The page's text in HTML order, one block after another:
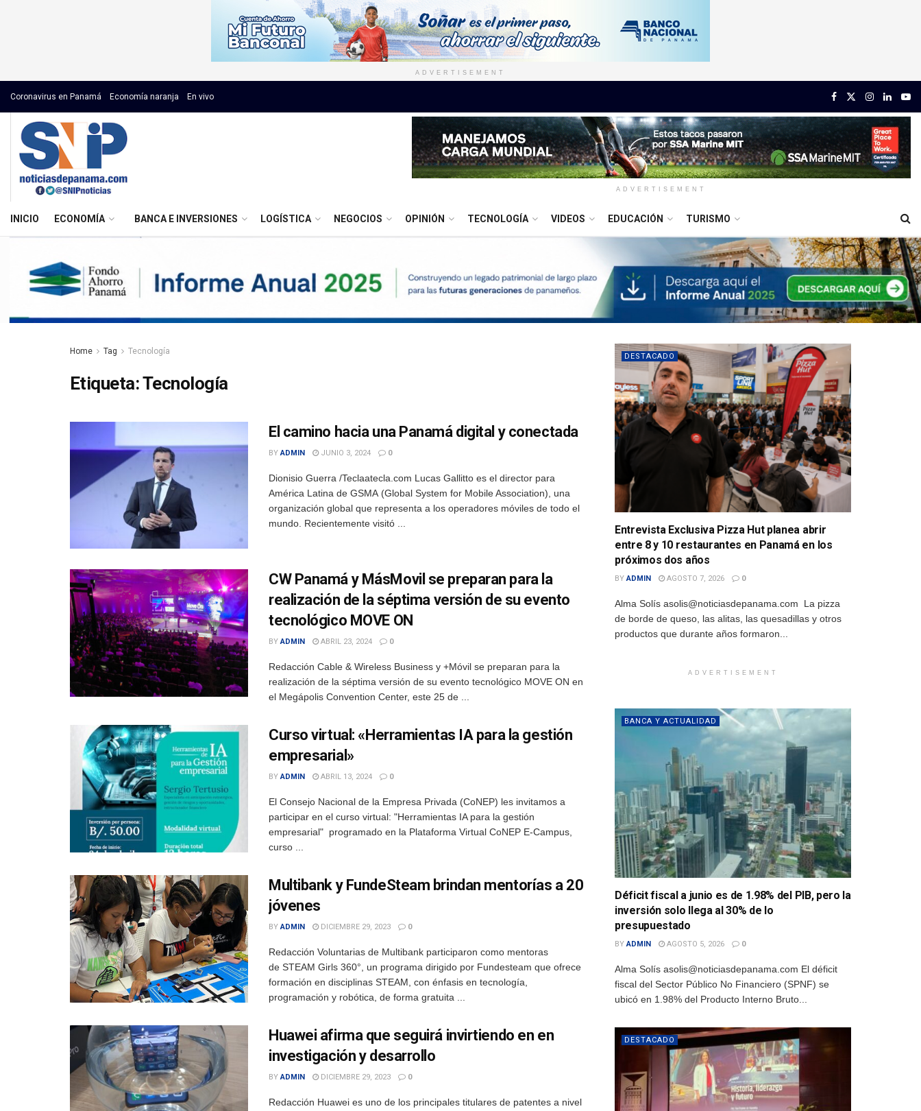
ADVERTISEMENT
Coronavirus en Panamá Economía naranja En vivo
ADVERTISEMENT
INICIO ECONOMÍA BANCA E INVERSIONES LOGÍSTICA NEGOCIOS OPINIÓN TECNOLOGÍA VIDEOS EDUCACIÓN TURISMO
Home Tag Tecnología
Etiqueta:Tecnología
El camino hacia una Panamá digital y conectada
BY ADMIN JUNIO 3, 2024 0
Dionisio Guerra /Teclaatecla.com Lucas Gallitto es el director para
América Latina de GSMA (Global System for Mobile Association), una
organización global que representa a los operadores móviles de todo el
mundo. Recientemente visitó ...
CW Panamá y MásMovil se preparan para la
realización de la séptima versión de su evento
tecnológico MOVE ON
BY ADMIN ABRIL 23, 2024 0
Redacción Cable & Wireless Business y +Móvil se preparan para la
realización de la séptima versión de su evento tecnológico MOVE ON en
el Megápolis Convention Center, este 25 de ...
Curso virtual: «Herramientas IA para la gestión
empresarial»
BY ADMIN ABRIL 13, 2024 0
El Consejo Nacional de la Empresa Privada (CoNEP) les invitamos a
participar en el curso virtual: "Herramientas IA para la gestión
empresarial" programado en la Plataforma Virtual CoNEP E-Campus,
curso ...
Multibank y FundeSteam brindan mentorías a 20
jóvenes
BY ADMIN DICIEMBRE 29, 2023 0
Redacción Voluntarias de Multibank participaron como mentoras
de STEAM Girls 360°, un programa dirigido por Fundesteam que ofrece
formación en disciplinas STEAM, con énfasis en tecnología,
programación y robótica, de forma gratuita ...
Huawei afirma que seguirá invirtiendo en en
investigación y desarrollo
BY ADMIN DICIEMBRE 29, 2023 0
Redacción Huawei es uno de los principales titulares de patentes a nivel
DESTACADO
Entrevista Exclusiva Pizza Hut planea abrir
entre 8 y 10 restaurantes en Panamá en los
próximos dos años
BY ADMIN AGOSTO 7, 2026 0
Alma Solís asolis@noticiasdepanama.com La pizza
de borde de queso, las alitas, las quesadillas y otros
productos que durante años formaron...
ADVERTISEMENT
BANCA Y ACTUALIDAD
Déficit fiscal a junio es de 1.98% del PIB, pero la
inversión solo llega al 30% de lo
presupuestado
BY ADMIN AGOSTO 5, 2026 0
Alma Solís asolis@noticiasdepanama.com El déficit
fiscal del Sector Público No Financiero (SPNF) se
ubicó en 1.98% del Producto Interno Bruto...
DESTACADO